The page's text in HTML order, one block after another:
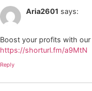
Aria2601 says:
Boost your profits with
https://shorturl.fm/a9MtN
Reply